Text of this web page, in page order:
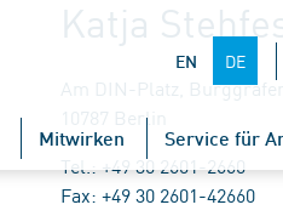
EN DE
Mitwirken Service für
Katja
Am DIN-Platz,
10787 Berlin
Tel.: +49 30 2601-2660
Fax: +49 30 2601-42660